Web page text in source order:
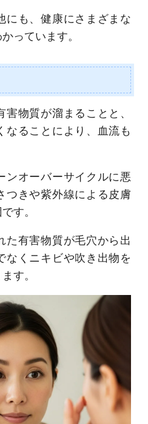
にも、健康にさまざまな
っています。
物質が溜まることと、
なることにより、血流も
ンオーバーサイクルに悪
つきや紫外線による皮膚
す。
た有害物質が毛穴から出
なくニキビや吹き出物を
す。